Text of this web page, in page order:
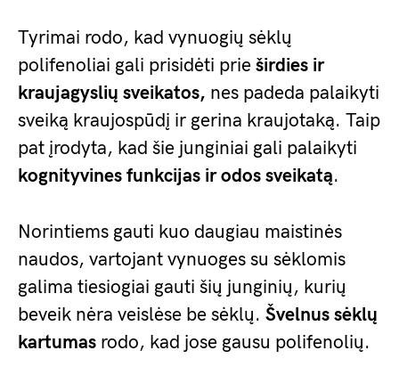
Tyrimai rodo, kad vynuogių sėklų
polifenoliai gali prisidėti prie širdies ir
kraujagyslių sveikatos, nes padeda palaikyti
sveiką kraujospūdį ir gerina kraujotaką. Taip
pat įrodyta, kad šie junginiai gali palaikyti
kognityvines funkcijas ir odos sveikatą.
Norintiems gauti kuo daugiau maistinės
naudos, vartojant vynuoges su sėklomis
galima tiesiogiai gauti šių junginių, kurių
beveik nėra veislėse be sėklų. Švelnus sėklų
kartumas rodo, kad jose gausu polifenolių.